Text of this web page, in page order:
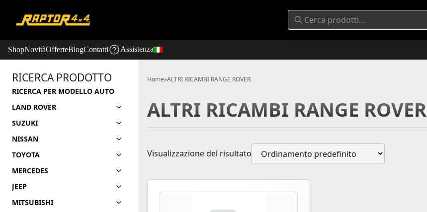
ShopNovitàOfferteBlogContatti Assistenza
RICERCA PRODOTTO
RICERCA PER MODELLO AUTO
LAND ROVER
SUZUKI
NISSAN
TOYOTA
MERCEDES
JEEP
MITSUBISHI
Home»ALTRI RICAMBI RANGE ROVER
ALTRI RICAMBI RANGE ROVER
Visualizzazione del risultato